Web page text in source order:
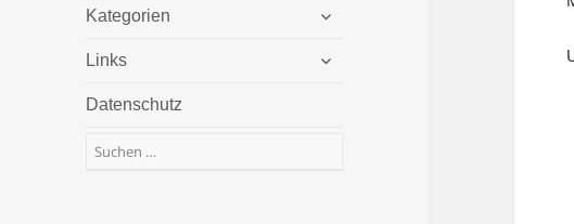
Kategorien
untermenü
Links
untermenü
Datenschutz
Suchen